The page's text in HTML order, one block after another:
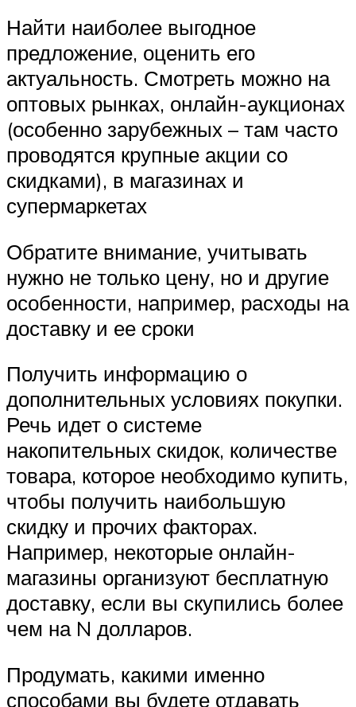
Найти наиболее выгодное
предложение, оценить его
актуальность. Смотреть можно на
оптовых рынках, онлайн-аукционах
(особенно зарубежных – там часто
проводятся крупные акции со
скидками), в магазинах и
супермаркетах
Обратите внимание, учитывать
нужно не только цену, но и другие
особенности, например, расходы на
доставку и ее сроки
Получить информацию о
дополнительных условиях покупки.
Речь идет о системе
накопительных скидок, количестве
товара, которое необходимо купить,
чтобы получить наибольшую
скидку и прочих факторах.
Например, некоторые онлайн-
магазины организуют бесплатную
доставку, если вы скупились более
чем на N долларов.
Продумать, какими именно
способами вы будете отдавать